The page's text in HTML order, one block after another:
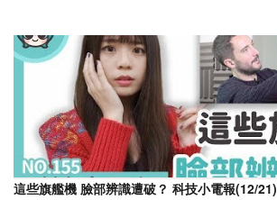
這些旗艦機 臉部辨識遭破？ 科技小電報(12/21)